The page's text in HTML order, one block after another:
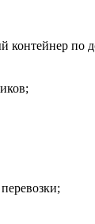
контейнер по